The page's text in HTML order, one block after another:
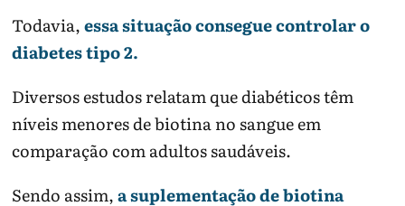
Todavia,essa situação consegue controlar o
diabetes tipo 2.
Diversos estudos relatam que diabéticos têm
níveis menores de biotina no sangue em
comparação com adultos saudáveis.
Sendo assim,a suplementação de biotina